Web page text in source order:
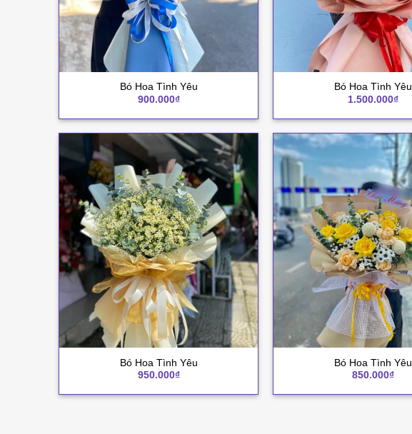
Bó Hoa Tình Yêu
900.000₫
Bó Hoa Tình Yêu
1.500.000₫
Bó Hoa Tình Yêu
950.000₫
Bó Hoa Tình Yêu
850.000₫